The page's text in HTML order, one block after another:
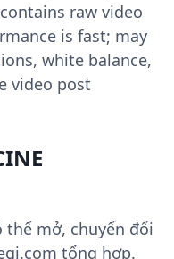
raw video
is fast; may
white balance,
video post
thể mở, chuyển đổi
tổng hợp.